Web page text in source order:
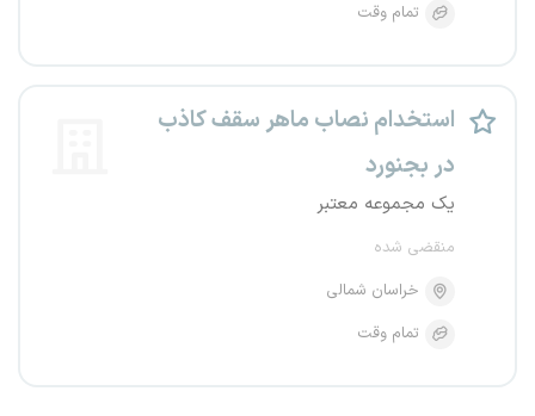
تمام وقت
استخدام نصاب ماهر سقف کاذب
در بجنورد
یک مجموعه معتبر
منقضی شده
خراسان شمالی
تمام وقت